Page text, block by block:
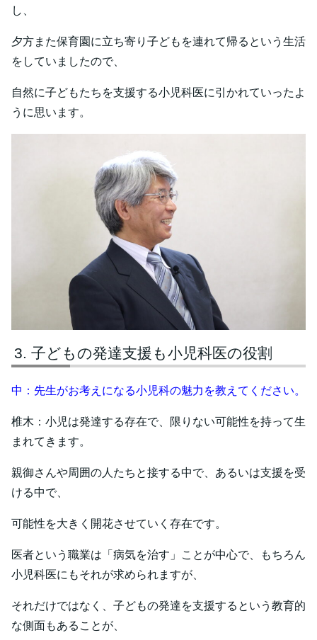
し、
夕方また保育園に立ち寄り子どもを連れて帰るという生活
をしていましたので、
自然に子どもたちを支援する小児科医に引かれていったよ
うに思います。
子どもの発達支援も小児科医の役割
中：先生がお考えになる小児科の魅力を教えてください。
椎木：小児は発達する存在で、限りない可能性を持って生
まれてきます。
親御さんや周囲の人たちと接する中で、あるいは支援を受
ける中で、
可能性を大きく開花させていく存在です。
医者という職業は「病気を治す」ことが中心で、もちろん
小児科医にもそれが求められますが、
それだけではなく、子どもの発達を支援するという教育的
な側面もあることが、